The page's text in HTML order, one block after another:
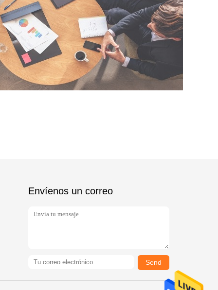
Envíenos un correo
Send